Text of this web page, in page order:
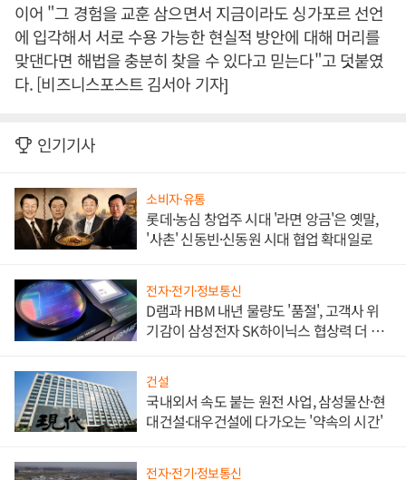
이어 "그 경험을 교훈 삼으면서 지금이라도 싱가포르 선언
에 입각해서 서로 수용 가능한 현실적 방안에 대해 머리를
맞댄다면 해법을 충분히 찾을 수 있다고 믿는다"고 덧붙였
다. [비즈니스포스트 김서아 기자]
인기기사
소비자·유통
롯데·농심 창업주 시대 '라면 앙금'은 옛말,
'사촌' 신동빈·신동원 시대 협업 확대일로
전자·전기·정보통신
D램과 HBM 내년 물량도 '품절', 고객사 위
기감이 삼성전자 SK하이닉스 협상력 더 키
건설
국내외서 속도 붙는 원전 사업, 삼성물산·현
대건설·대우건설에 다가오는 '약속의 시간'
전자·전기·정보통신